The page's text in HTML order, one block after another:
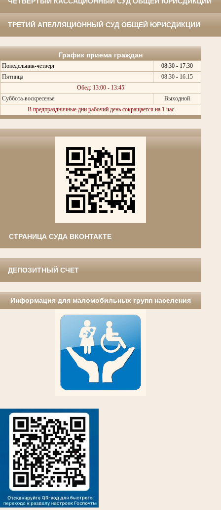
ТРЕТИЙ АПЕЛЛЯЦИОННЫЙ СУД ОБЩЕЙ ЮРИСДИКЦИИ
График приема граждан
Понедельник-четверг
08:30 - 17:30
Пятница
08:30 - 16:15
Обед: 13:00 - 13:45
Суббота-воскресенье
Выходной
В предпраздничные дни рабочий день сокращается на 1 час
СТРАНИЦА СУДА ВКОНТАКТЕ
ДЕПОЗИТНЫЙ СЧЕТ
Информация для маломобильных групп населения